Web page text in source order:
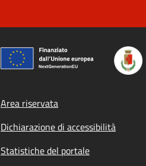
Footer menu
Area riservata
Dichiarazione di accessibilità
Statistiche del portale